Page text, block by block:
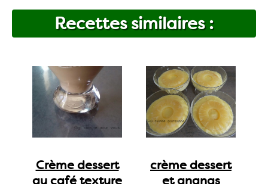
Recettes similaires :
Crème dessert
au café texture
crème dessert
et ananas